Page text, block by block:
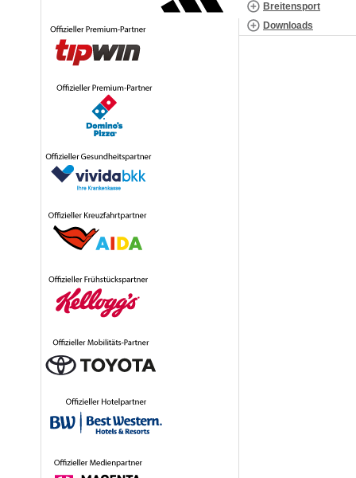
Breitensport
Downloads